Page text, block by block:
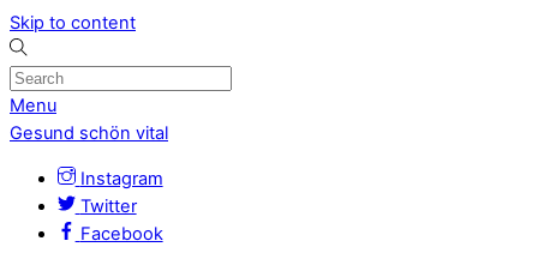
Skip to content
Menu
Gesund schön vital
Instagram
Twitter
Facebook